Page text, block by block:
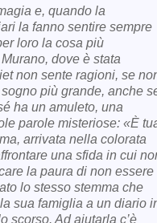
e, quando la
la fanno sentire sempre
loro la cosa più
dove è stata
non sente ragioni, se
più grande, anche
ha un amuleto, una
parole misteriose: «È
arrivata nella colorata
una sfida in cui
la paura di non essere
lo stesso stemma che
sua famiglia a un diario
scorso. Ad aiutarla c’è